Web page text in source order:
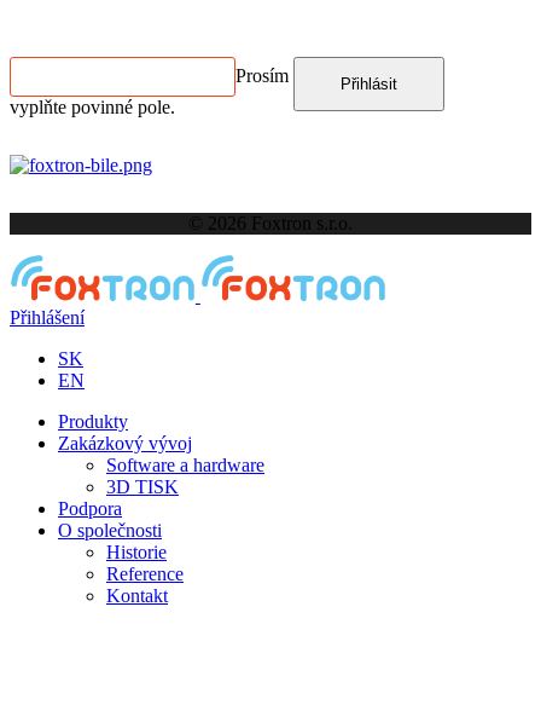
Prosím
vyplňte povinné pole.
Přihlásit
© 2026 Foxtron s.r.o.
Přihlášení
SK
EN
Produkty
Zakázkový vývoj
Software a hardware
3D TISK
Podpora
O společnosti
Historie
Reference
Kontakt